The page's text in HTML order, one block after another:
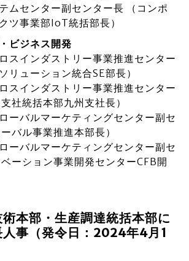
ムセンター副センター長 （コンポ
ツ事業部IoT統括部長）
ビジネス開発
スインダストリー事業推進センター
リューション統合SE部長）
スインダストリー事業推進センター
社統括本部九州支社長）
ーバルマーケティングセンター副セ
バル事業推進本部長）
ーバルマーケティングセンター副セ
ーション事業開発センターCFB開
術本部・生産調達統括本部に
事（発令日：2024年4月1